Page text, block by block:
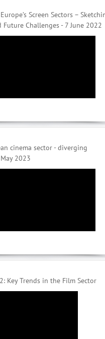
Screen Sectors –
Future Challenges - 7 June 2022
cinema sector - diverging
2023
Key Trends in the Film Sector